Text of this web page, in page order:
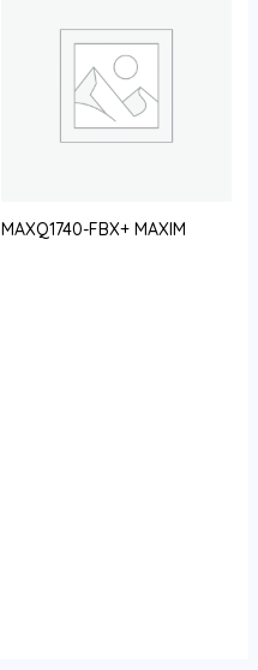
MAXQ1740-FBX+ MAXIM